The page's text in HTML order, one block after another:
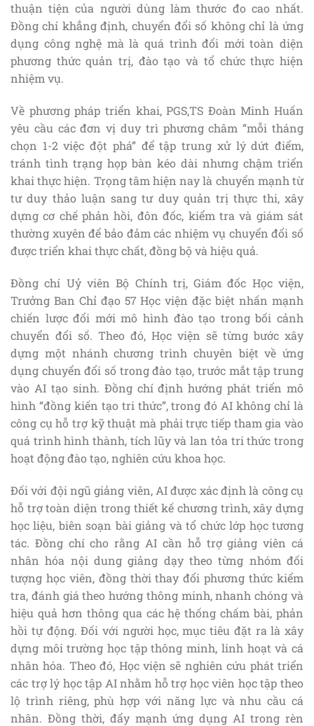
thuận tiện của người dùng làm thước đo cao nhất.
Đồng chí khẳng định, chuyển đổi số không chỉ là ứng
dụng công nghệ mà là quá trình đổi mới toàn diện
phương thức quản trị, đào tạo và tổ chức thực hiện
nhiệm vụ.
Về phương pháp triển khai, PGS,TS Đoàn Minh Huấn
yêu cầu các đơn vị duy trì phương châm “mỗi tháng
chọn 1-2 việc đột phá” để tập trung xử lý dứt điểm,
tránh tình trạng họp bàn kéo dài nhưng chậm triển
khai thực hiện. Trọng tâm hiện nay là chuyển mạnh từ
tư duy thảo luận sang tư duy quản trị thực thi, xây
dựng cơ chế phản hồi, đôn đốc, kiểm tra và giám sát
thường xuyên để bảo đảm các nhiệm vụ chuyển đổi số
được triển khai thực chất, đồng bộ và hiệu quả.
Đồng chí Uỷ viên Bộ Chính trị, Giám đốc Học viện,
Trưởng Ban Chỉ đạo 57 Học viện đặc biệt nhấn mạnh
chiến lược đổi mới mô hình đào tạo trong bối cảnh
chuyển đổi số. Theo đó, Học viện sẽ từng bước xây
dựng một nhánh chương trình chuyên biệt về ứng
dụng chuyển đổi số trong đào tạo, trước mắt tập trung
vào AI tạo sinh. Đồng chí định hướng phát triển mô
hình “đồng kiến tạo tri thức”, trong đó AI không chỉ là
công cụ hỗ trợ kỹ thuật mà phải trực tiếp tham gia vào
quá trình hình thành, tích lũy và lan tỏa tri thức trong
hoạt động đào tạo, nghiên cứu khoa học.
Đối với đội ngũ giảng viên, AI được xác định là công cụ
hỗ trợ toàn diện trong thiết kế chương trình, xây dựng
học liệu, biên soạn bài giảng và tổ chức lớp học tương
tác. Đồng chí cho rằng AI cần hỗ trợ giảng viên cá
nhân hóa nội dung giảng dạy theo từng nhóm đối
tượng học viên, đồng thời thay đổi phương thức kiểm
tra, đánh giá theo hướng thông minh, nhanh chóng và
hiệu quả hơn thông qua các hệ thống chấm bài, phản
hồi tự động. Đối với người học, mục tiêu đặt ra là xây
dựng môi trường học tập thông minh, linh hoạt và cá
nhân hóa. Theo đó, Học viện sẽ nghiên cứu phát triển
các trợ lý học tập AI nhằm hỗ trợ học viên học tập theo
lộ trình riêng, phù hợp với năng lực và nhu cầu cá
nhân. Đồng thời, đẩy mạnh ứng dụng AI trong rèn